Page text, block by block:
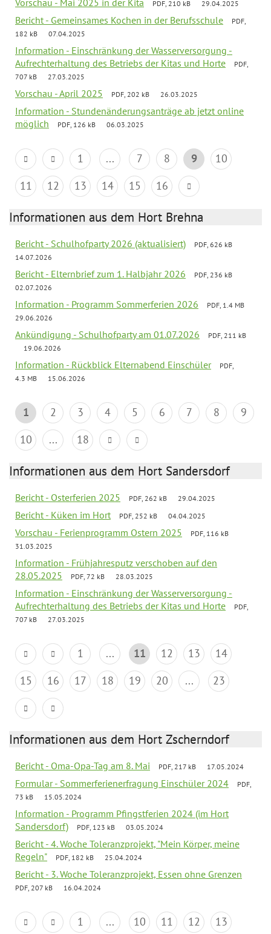
Vorschau - Mai 2025 in der Kita PDF, 210 kB 29.04.2025
Bericht - Gemeinsames Kochen in der Berufsschule
PDF,
182 kB
07.04.2025
Information - Einschränkung der Wasserversorgung -
Aufrechterhaltung des Betriebs der Kitas und Horte
PDF,
707 kB
27.03.2025
Vorschau - April 2025 PDF, 202 kB 26.03.2025
Information - Stundenänderungsanträge ab jetzt online
möglich
PDF, 126 kB 06.03.2025
1 ... 7 8 9
10
11
12 13 14 15 16
Informationen aus dem Hort Brehna
Bericht - Schulhofparty 2026 (aktualisiert)
PDF, 626 kB
14.07.2026
Bericht - Elternbrief zum 1. Halbjahr 2026
PDF, 236 kB
02.07.2026
Information - Programm Sommerferien 2026
PDF, 1.4 MB
29.06.2026
Ankündigung - Schulhofparty am 01.07.2026
PDF, 211 kB
19.06.2026
Information - Rückblick Elternabend Einschüler
PDF,
4.3 MB
15.06.2026
1 2 3 4 5 6 7 8
9
10
... 18
Informationen aus dem Hort Sandersdorf
Bericht - Osterferien 2025 PDF, 262 kB 29.04.2025
Bericht - Küken im Hort PDF, 252 kB 04.04.2025
Vorschau - Ferienprogramm Ostern 2025
PDF, 116 kB
31.03.2025
Information - Frühjahresputz verschoben auf den
28.05.2025
PDF, 72 kB 28.03.2025
Information - Einschränkung der Wasserversorgung -
Aufrechterhaltung des Betriebs der Kitas und Horte
PDF,
707 kB
27.03.2025
1 ... 11 12 13
14
15
16 17 18 19 20 ... 23
Informationen aus dem Hort Zscherndorf
Bericht - Oma-Opa-Tag am 8. Mai PDF, 217 kB 17.05.2024
Formular - Sommerferienerfragung Einschüler 2024
PDF,
73 kB
15.05.2024
Information - Programm Pfingstferien 2024 (im Hort
Sandersdorf)
PDF, 123 kB 03.05.2024
Bericht - 4. Woche Toleranzprojekt, "Mein Körper, meine
Regeln"
PDF, 182 kB 25.04.2024
Bericht - 3. Woche Toleranzprojekt, Essen ohne Grenzen
PDF, 207 kB 16.04.2024
1 ... 10 11 12
13